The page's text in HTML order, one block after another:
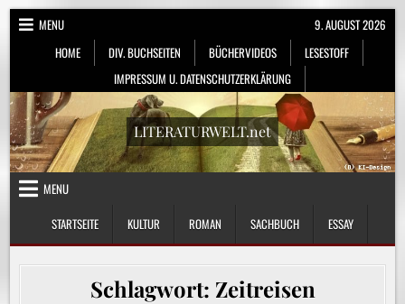
Skip
MENU
HOME
DIV. BUCHSEITEN BÜCHERVIDEOS
LESESTOFF
IMPRESSUM U. DATENSCHUTZERKLÄRUNG
9. AUGUST 2026
LITERATURWELT.net
MENU
STARTSEITE
KULTUR ROMAN SACHBUCH ESSAY
Schlagwort: Zeitreisen